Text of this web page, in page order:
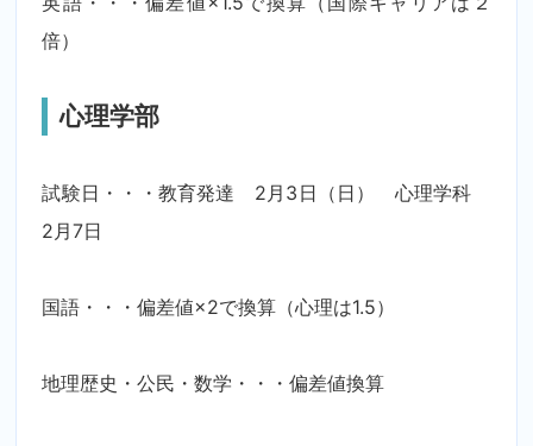
倍）
心理学部
試験日・・・教育発達 2月3日（日） 心理学科
2月7日
国語・・・偏差値×2で換算（心理は1.5）
地理歴史・公民・数学・・・偏差値換算